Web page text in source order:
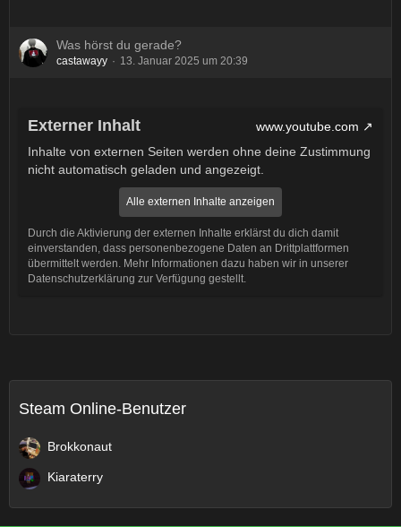
Was hörst du gerade?
castawayy 13. Januar 2025 um 20:39
Externer Inhalt
www.youtube.com
Inhalte von externen Seiten werden ohne deine Zustimmung
nicht automatisch geladen und angezeigt.
Alle externen Inhalte anzeigen
Durch die Aktivierung der externen Inhalte erklärst du dich damit
einverstanden, dass personenbezogene Daten an Drittplattformen
übermittelt werden. Mehr Informationen dazu haben wir in unserer
Datenschutzerklärung zur Verfügung gestellt.
Steam Online-Benutzer
Brokkonaut
Kiaraterry